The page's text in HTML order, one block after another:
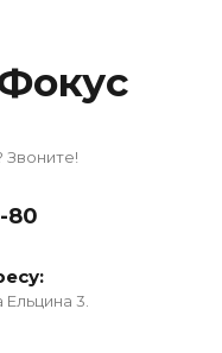
Звоните!
80
Ельцина 3.